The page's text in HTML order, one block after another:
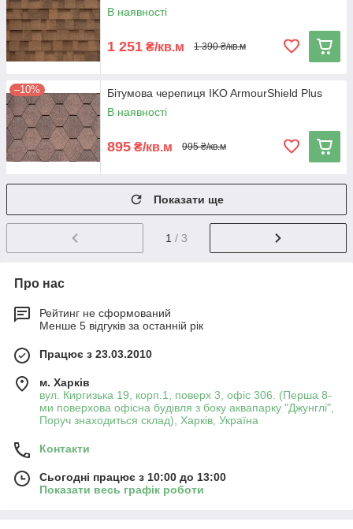
В наявності
1 251 ₴/кв.м 1 390 ₴/кв.м
–10%
Бітумова черепиця IKO ArmourShield Plus
В наявності
895 ₴/кв.м 995 ₴/кв.м
Показати ще
1 / 3
Про нас
Рейтинг не сформований
Менше 5 відгуків за останній рік
Працює з 23.03.2010
м. Харків
вул. Киргизька 19, корп.1, поверх 3, офіс 306. (Перша 8-
ми поверхова офісна будівля з боку аквапарку "Джунглі",
Поруч знаходиться склад), Харків, Україна
Контакти
Сьогодні працює з 10:00 до 13:00
Показати весь графік роботи